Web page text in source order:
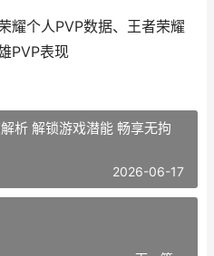
耀个人PVP数据、王者荣耀
PVP表现
析 解锁游戏潜能 畅享无拘
2026-06-17